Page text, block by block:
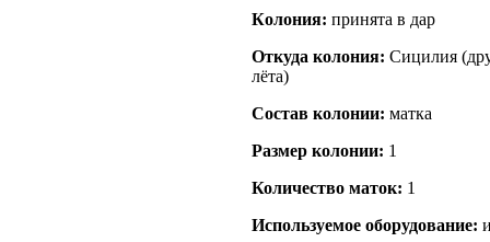
Кoлония: принята в дар
Откуда кoлония: Сицилия
лёта)
Состав кoлонии: матка
Размер кoлонии: 1
Количество маток: 1
Используемое оборудование: